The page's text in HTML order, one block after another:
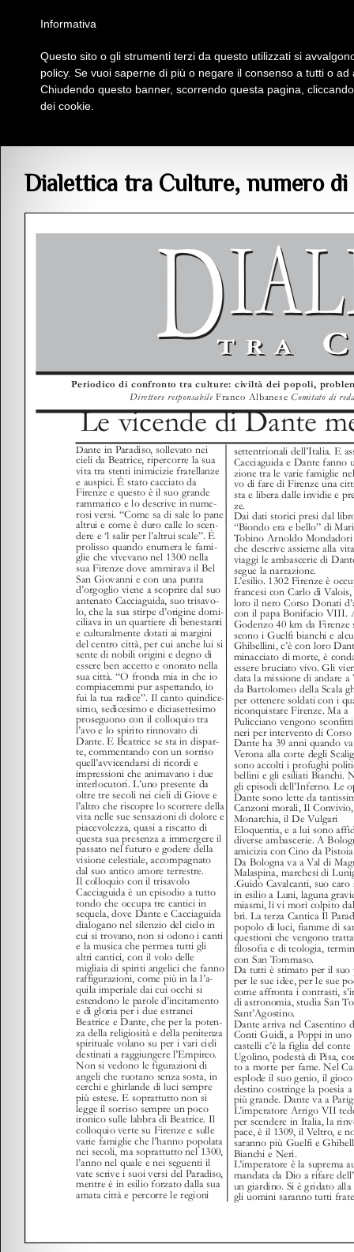
Insieme Per La Cultura
Dialettica tra Culture, numero di
Informativa
Questo sito o gli strumenti terzi da questo utilizzati si
policy. Se vuoi saperne di più o negare il consenso a tutti o
Chiudendo questo banner, scorrendo questa pagina,
dei cookie.